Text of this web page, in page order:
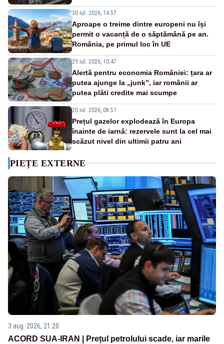
30 iul. 2026, 14:57
Aproape o treime dintre europeni nu își
permit o vacanță de o săptămână pe an.
România, pe primul loc în UE
29 iul. 2026, 10:47
Alertă pentru economia României: țara ar
putea ajunge la „junk”, iar românii ar
putea plăti credite mai scumpe
20 iul. 2026, 08:51
Prețul gazelor explodează în Europa
înainte de iarnă: rezervele sunt la cel mai
scăzut nivel din ultimii patru ani
PIEȚE EXTERNE
3 aug. 2026, 21:20
ACORD SUA-IRAN | Prețul petrolului scade, iar marile